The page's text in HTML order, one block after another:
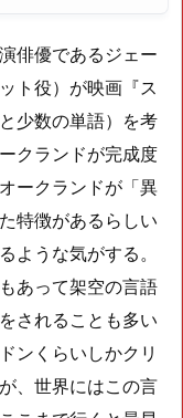
俳優であるジェー
ト役）が映画『ス
少数の単語）を考
クランドが完成度
ークランドが「異
特徴があるらしい
ような気がする。
あって架空の言語
されることも多い
ンくらいしかクリ
、世界にはこの言